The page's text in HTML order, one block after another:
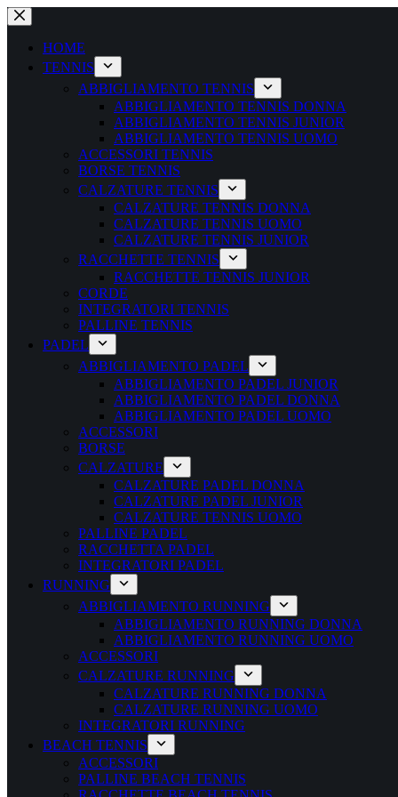
Salta
al
contenutoHOME
TENNIS
ABBIGLIAMENTO TENNIS
ABBIGLIAMENTO TENNIS DONNA
ABBIGLIAMENTO TENNIS JUNIOR
ABBIGLIAMENTO TENNIS UOMO
ACCESSORI TENNIS
BORSE TENNIS
CALZATURE TENNIS
CALZATURE TENNIS DONNA
CALZATURE TENNIS UOMO
CALZATURE TENNIS JUNIOR
RACCHETTE TENNIS
RACCHETTE TENNIS JUNIOR
CORDE
INTEGRATORI TENNIS
PALLINE TENNIS
PADEL
ABBIGLIAMENTO PADEL
ABBIGLIAMENTO PADEL JUNIOR
ABBIGLIAMENTO PADEL DONNA
ABBIGLIAMENTO PADEL UOMO
ACCESSORI
BORSE
CALZATURE
CALZATURE PADEL DONNA
CALZATURE PADEL JUNIOR
CALZATURE TENNIS UOMO
PALLINE PADEL
RACCHETTA PADEL
INTEGRATORI PADEL
RUNNING
ABBIGLIAMENTO RUNNING
ABBIGLIAMENTO RUNNING DONNA
ABBIGLIAMENTO RUNNING UOMO
ACCESSORI
CALZATURE RUNNING
CALZATURE RUNNING DONNA
CALZATURE RUNNING UOMO
INTEGRATORI RUNNING
BEACH TENNIS
ACCESSORI
PALLINE BEACH TENNIS